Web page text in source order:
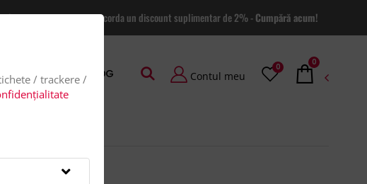
pe site va putem acorda un discount suplimentar de 2% -Cumpără acum!
CATALOAGE BLOG Contul meu
0 0
/ trackere /